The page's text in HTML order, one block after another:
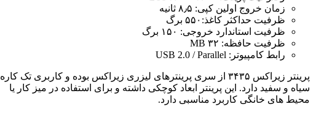
زمان خروج اولین کپی: ۸٫۵ ثانیه
ظرفیت حداکثر کاغذ:۵۵۰ برگ
ظرفیت استاندارد خروجی: ۱۵۰ برگ
ظرفیت حافظه: ۳۲ MB
رابط کامپیوتر: USB 2.0 / Parallel
پرینتر زیراکس ۳۴۳۵ از سری پرینترهای لیزری زیراکس بوده و کاربری تک کاره
سیاه و سفید دارد. این پرینتر ابعاد کوچکی داشته و برای استفاده در میز کار یا
محیط های خانگی کاربرد مناسبی دارد.